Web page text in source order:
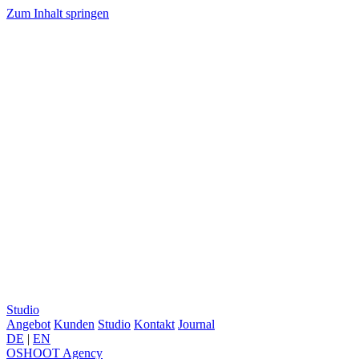
Zum Inhalt springen
Studio
Angebot Kunden Studio Kontakt Journal
DE | EN
OSHOOT Agency